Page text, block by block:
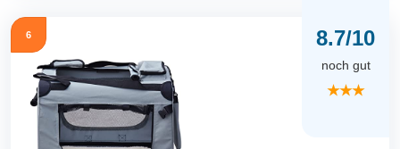
6 8.7/10
noch gut
★★★